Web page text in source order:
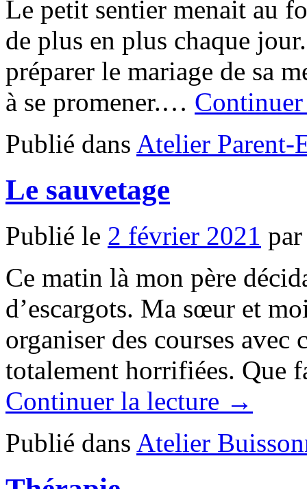
Le petit sentier menait au
de plus en plus chaque
préparer le mariage de sa
à se promener.…
Publié dans Atelier Parent-
Le sauvetage
Publié le 2 février 2021 par
Ce matin là mon père
d’escargots. Ma sœur et
organiser des courses
totalement horrifiées. Que
Continuer la lecture →
Publié dans Atelier